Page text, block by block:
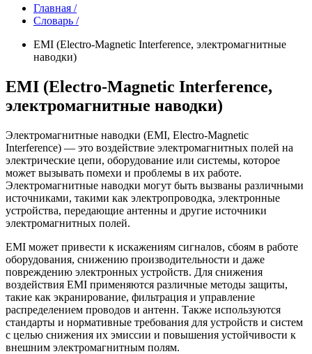
Главная /
Словарь /
EMI (Electro-Magnetic Interference, электромагнитные
наводки)
EMI (Electro-Magnetic Interference,
электромагнитные наводки)
Электромагнитные наводки (EMI, Electro-Magnetic
Interference) — это воздействие электромагнитных полей на
электрические цепи, оборудование или системы, которое
может вызывать помехи и проблемы в их работе.
Электромагнитные наводки могут быть вызваны различными
источниками, такими как электропроводка, электронные
устройства, передающие антенны и другие источники
электромагнитных полей.
EMI может привести к искажениям сигналов, сбоям в работе
оборудования, снижению производительности и даже
повреждению электронных устройств. Для снижения
воздействия EMI применяются различные методы защиты,
такие как экранирование, фильтрация и управление
распределением проводов и антенн. Также используются
стандарты и нормативные требования для устройств и систем
с целью снижения их эмиссии и повышения устойчивости к
внешним электромагнитным полям.